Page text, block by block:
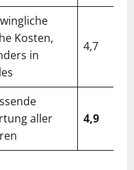
Kosten,
in
4,7
aller
4,9